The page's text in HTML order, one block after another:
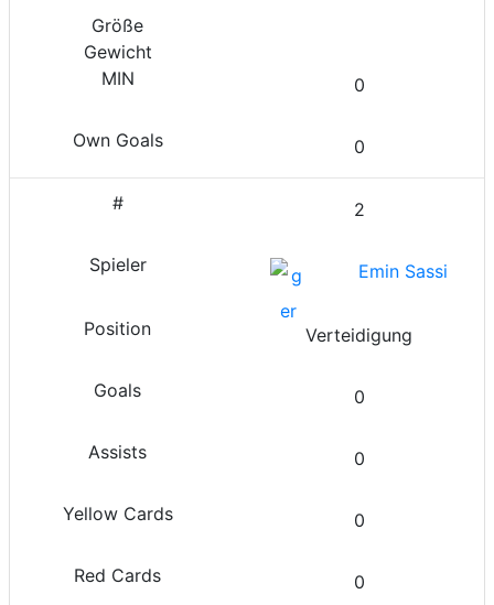
0
0
2
Emin Sassi
Verteidigung
0
0
0
0